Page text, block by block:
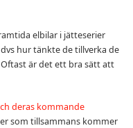
elbilar i jätteserier
hur tänkte de tillverka de
är det ett bra sätt att
deras kommande
som tillsammans kommer